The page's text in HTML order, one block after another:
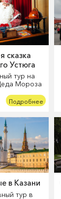
сказка
Устюга
тур на
Мороза
Подробнее
в Казани
тур в